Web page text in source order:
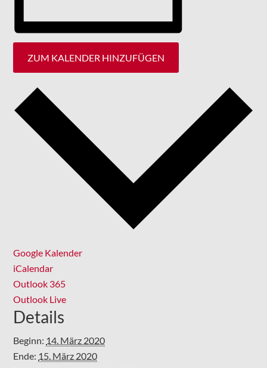
ZUM KALENDER HINZUFÜGEN
Google Kalender
iCalendar
Outlook 365
Outlook Live
Details
Beginn: 14. März 2020
Ende: 15. März 2020